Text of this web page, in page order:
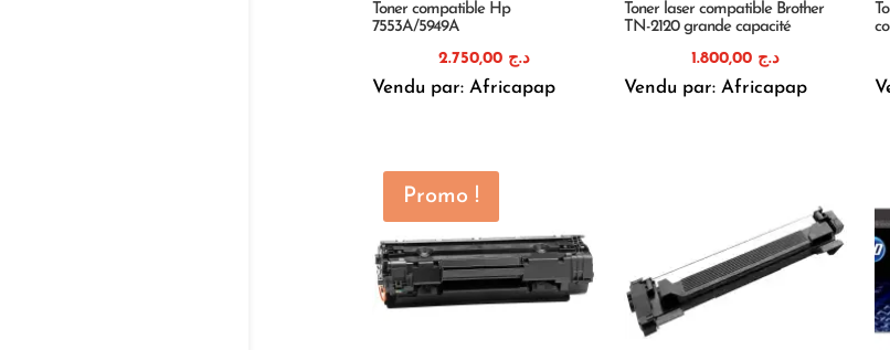
Toner compatible Hp
7553A/5949A
د.ج 2.750,00
Vendu par: Africapap
Toner laser compatible Brother
TN-2120 grande capacité
د.ج 1.800,00
Vendu par: Africapap
Promo !